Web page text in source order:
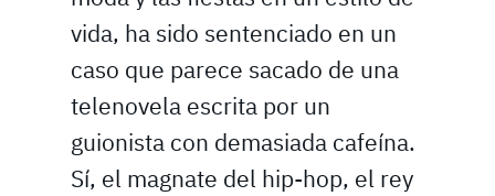
vida, ha sido sentenciado en un
caso que parece sacado de una
telenovela escrita por un
guionista con demasiada cafeína.
Sí, el magnate del hip-hop, el rey